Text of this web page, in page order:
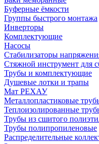
Буферные ёмкости
Группы быстрого монтажа
Инверторы
Комплектующие
Насосы
Стабилизаторы
Стяжной инструмент для
Трубы и комплектующие
Душевые лотки и трапы
Мат РЕХАУ
Металлопластиковые
Теплоизолированные
Трубы из сшитого
Трубы полипропиленовые
Распределительные